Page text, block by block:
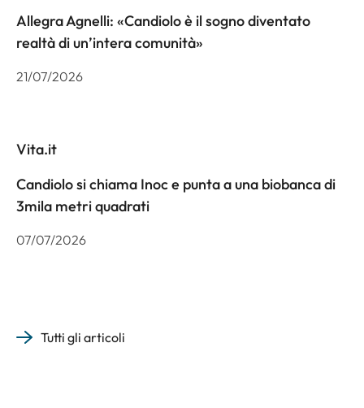
Allegra Agnelli: «Candiolo è il sogno diventato
realtà di un’intera comunità»
21/07/2026
Vita.it
Candiolo si chiama Inoc e punta a una biobanca di
3mila metri quadrati
07/07/2026
Tutti gli articoli